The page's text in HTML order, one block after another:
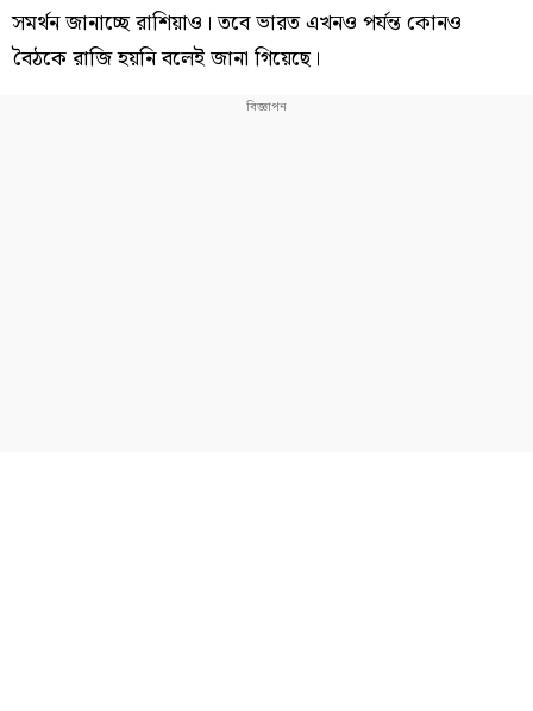
সমর্থন জানাচ্ছে রাশিয়াও। তবে ভারত এখনও পর্যন্ত কোনও
বৈঠকে রাজি হয়নি বলেই জানা গিয়েছে।